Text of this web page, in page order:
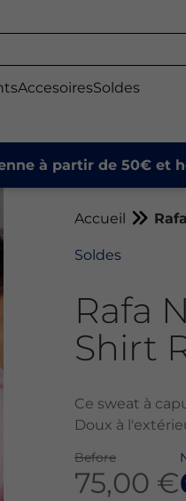
AccesoiresSoldes
à partir de 50€ et
Accueil
Soldes
Rafa
Shirt
Ce sweat à
Doux à
Before
75,00 €